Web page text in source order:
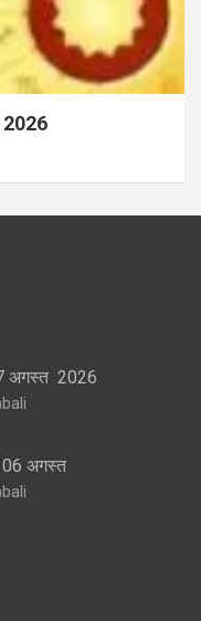
2026
अगस्त 2026
06 अगस्त